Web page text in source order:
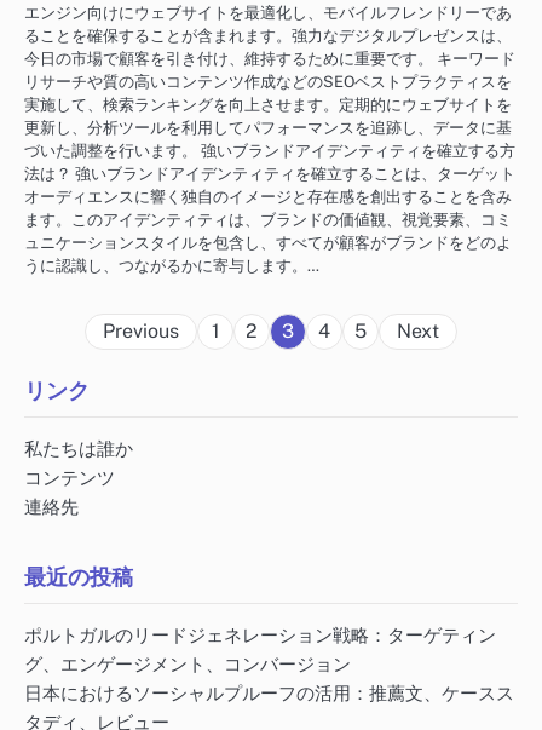
エンジン向けにウェブサイトを最適化し、モバイルフレンドリーであ
ることを確保することが含まれます。強力なデジタルプレゼンスは、
今日の市場で顧客を引き付け、維持するために重要です。 キーワード
リサーチや質の高いコンテンツ作成などのSEOベストプラクティスを
実施して、検索ランキングを向上させます。定期的にウェブサイトを
更新し、分析ツールを利用してパフォーマンスを追跡し、データに基
づいた調整を行います。 強いブランドアイデンティティを確立する方
法は？ 強いブランドアイデンティティを確立することは、ターゲット
オーディエンスに響く独自のイメージと存在感を創出することを含み
ます。このアイデンティティは、ブランドの価値観、視覚要素、コミ
ュニケーションスタイルを包含し、すべてが顧客がブランドをどのよ
うに認識し、つながるかに寄与します。…
Posts
Previous 1 2 3 4 5 Next
リンク
私たちは誰か
コンテンツ
連絡先
最近の投稿
ポルトガルのリードジェネレーション戦略：ターゲティン
グ、エンゲージメント、コンバージョン
日本におけるソーシャルプルーフの活用：推薦文、ケースス
タディ、レビュー